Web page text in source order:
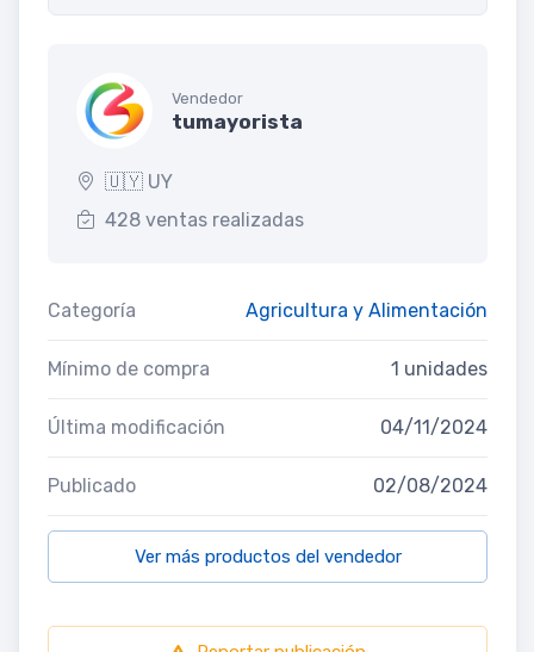
Vendedor
tumayorista
🇺🇾 UY
428 ventas realizadas
Categoría Agricultura y Alimentación
Mínimo de compra 1 unidades
Última modificación 04/11/2024
Publicado 02/08/2024
Ver más productos del vendedor